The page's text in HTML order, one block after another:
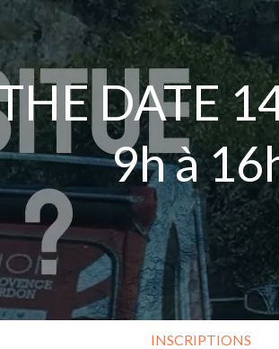
DATE
9h à
INSCRIPTIONS